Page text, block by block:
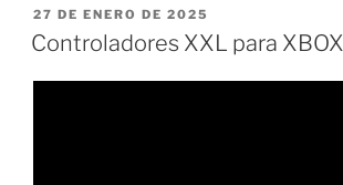
PUBLICADO
EL
27 DE ENERO DE 2025
Controladores XXL para XBOX